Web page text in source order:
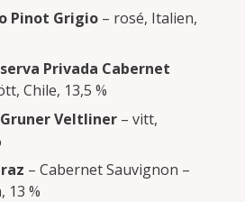
Pinot Grigio – rosé, Italien,
Privada Cabernet
Chile, 13,5 %
Veltliner – vitt,
– Cabernet Sauvignon –
13 %